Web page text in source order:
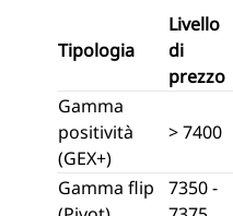
Tipologia
Livello
di
prezzo
Gamma
positività
(GEX+)
> 7400
Gamma flip
7350 -